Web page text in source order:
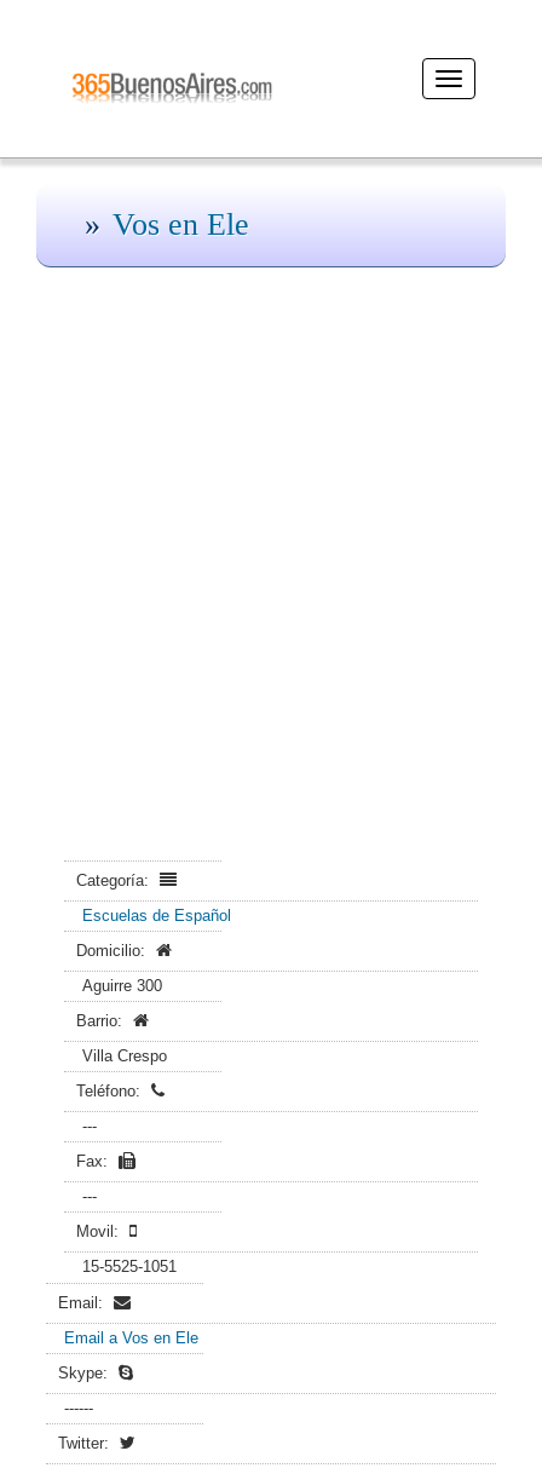
Desplegar
navegación
Vos en Ele
Categoría:
Escuelas de Español
Domicilio:
Aguirre 300
Barrio:
Villa Crespo
Teléfono:
---
Fax:
---
Movil:
15-5525-1051
Email:
Email a Vos en Ele
Skype:
------
Twitter: